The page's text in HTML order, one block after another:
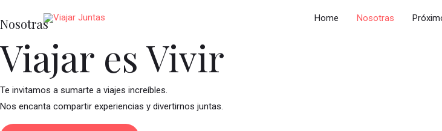
al
Home Nosotras
Nosotras
Viajar es Vivir
Te invitamos a sumarte a viajes increíbles.
Nos encanta compartir experiencias y divertirnos juntas.